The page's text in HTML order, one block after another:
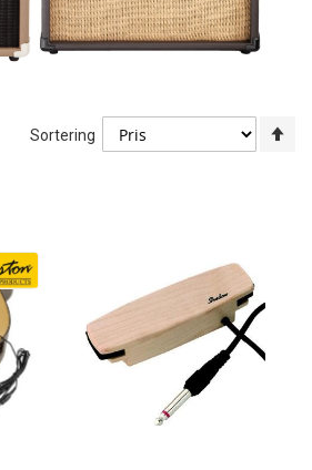
Sortering